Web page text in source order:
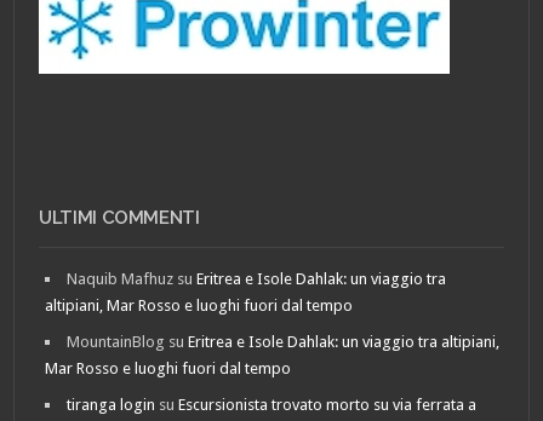
ULTIMI COMMENTI
Naquib Mafhuz suEritrea e Isole Dahlak: un viaggio tra
altipiani, Mar Rosso e luoghi fuori dal tempo
MountainBlog suEritrea e Isole Dahlak: un viaggio tra altipiani,
Mar Rosso e luoghi fuori dal tempo
tiranga login suEscursionista trovato morto su via ferrata a